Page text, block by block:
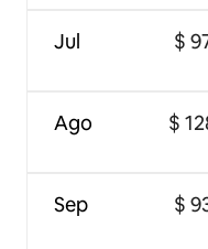
Jul
Ago
Sep
$
$
$